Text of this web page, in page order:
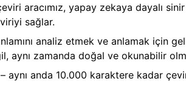
aracımız, yapay zekaya dayalı
sağlar.
analiz etmek ve anlamak için
aynı zamanda doğal ve okunabilir
aynı anda 10.000 karaktere kadar